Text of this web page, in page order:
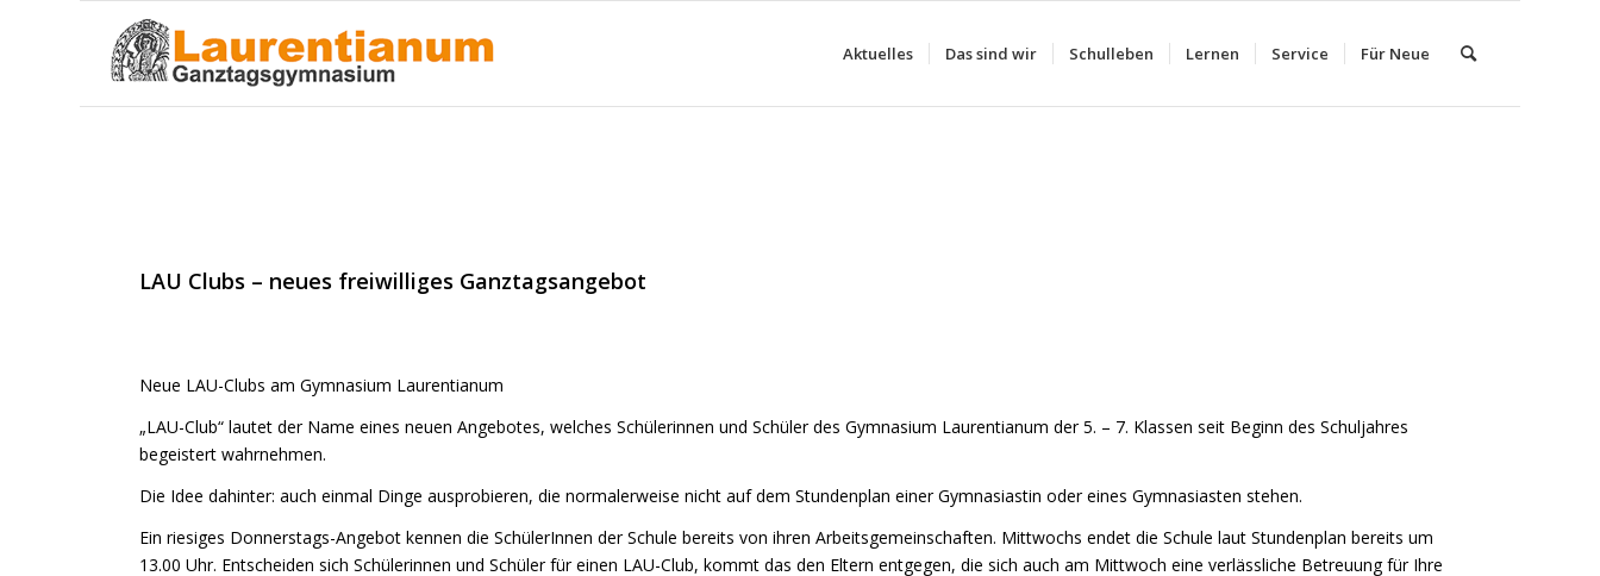
Aktuelles Das sind wir Schulleben Lernen Service Für Neue
LAU Clubs – neues freiwilliges Ganztagsangebot
Neue LAU-Clubs am Gymnasium Laurentianum
„LAU-Club“ lautet der Name eines neuen Angebotes, welches Schülerinnen und Schüler des Gymnasium Laurentianum der 5. – 7. Klassen seit Beginn des Schuljahres
begeistert wahrnehmen.
Die Idee dahinter: auch einmal Dinge ausprobieren, die normalerweise nicht auf dem Stundenplan einer Gymnasiastin oder eines Gymnasiasten stehen.
Ein riesiges Donnerstags-Angebot kennen die SchülerInnen der Schule bereits von ihren Arbeitsgemeinschaften. Mittwochs endet die Schule laut Stundenplan bereits um
13.00 Uhr. Entscheiden sich Schülerinnen und Schüler für einen LAU-Club, kommt das den Eltern entgegen, die sich auch am Mittwoch eine verlässliche Betreuung für Ihre